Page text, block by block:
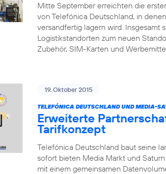
Mitte September erreichten die
von Telefónica Deutschland, in
versandfertig lagern wird. Insgesamt
Logistikstandorten zum neuen
Zubehör, SIM-Karten und
19. Oktober 2015
TELEFÓNICA DEUTSCHLAND UND MEDIA-
Erweiterte
Tarifkonzept
Telefónica Deutschland baut seine
sofort bieten Media Markt und
mit einem gemeinsamen